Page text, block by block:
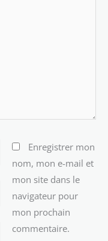
Enregistrer mon
nom, mon e-mail et
mon site dans le
navigateur pour
mon prochain
commentaire.